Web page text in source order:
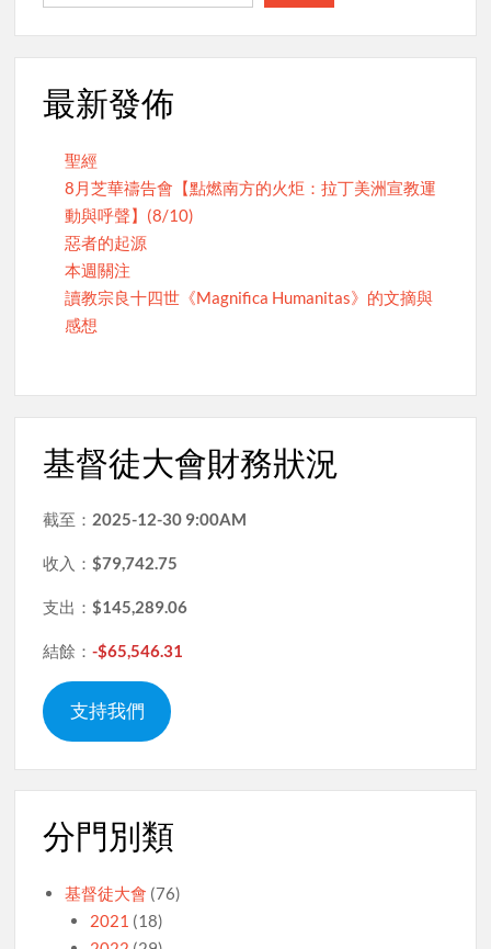
最新發佈
聖經
8月芝華禱告會【點燃南方的火炬：拉丁美洲宣教運
動與呼聲】(8/10)
惡者的起源
本週關注
讀教宗良十四世《Magnifica Humanitas》的文摘與
感想
基督徒大會財務狀況
截至： 2025-12-30 9:00AM
收入：$79,742.75
支出：$145,289.06
結餘：-$65,546.31
支持我們
分門別類
基督徒大會 (76)
2021 (18)